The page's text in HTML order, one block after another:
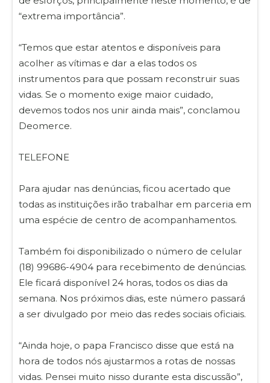
“extrema importância”.
“Temos que estar atentos e disponíveis para
acolher as vítimas e dar a elas todos os
instrumentos para que possam reconstruir suas
vidas. Se o momento exige maior cuidado,
devemos todos nos unir ainda mais”, conclamou
Deomerce.
TELEFONE
Para ajudar nas denúncias, ficou acertado que
todas as instituições irão trabalhar em parceria em
uma espécie de centro de acompanhamentos.
Também foi disponibilizado o número de celular
(18) 99686-4904 para recebimento de denúncias.
Ele ficará disponível 24 horas, todos os dias da
semana. Nos próximos dias, este número passará
a ser divulgado por meio das redes sociais oficiais.
“Ainda hoje, o papa Francisco disse que está na
hora de todos nós ajustarmos a rotas de nossas
vidas. Pensei muito nisso durante esta discussão”,